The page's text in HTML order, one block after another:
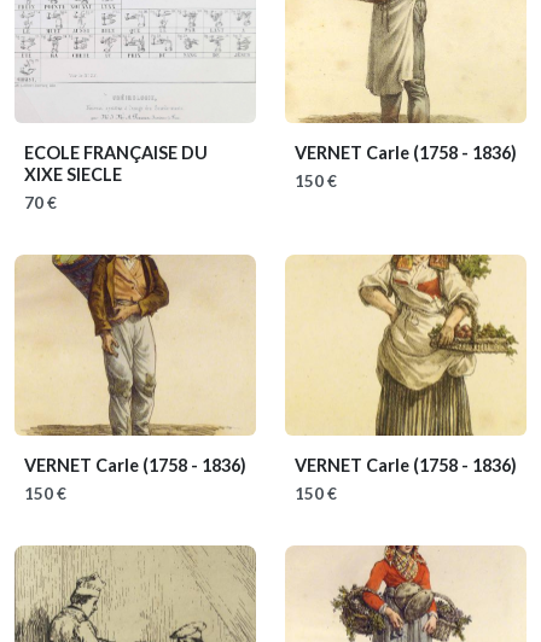
ECOLE FRANÇAISE DU
XIXE SIECLE
70 €
VERNET Carle (1758 - 1836)
150 €
VERNET Carle (1758 - 1836)
150 €
VERNET Carle (1758 - 1836)
150 €